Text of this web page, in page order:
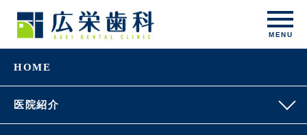
HOME
医院紹介